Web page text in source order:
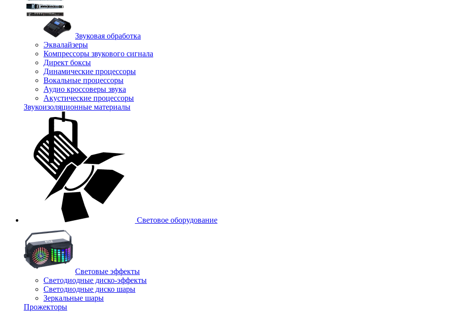
Звуковая обработка
Эквалайзеры
Компрессоры звукового сигнала
Директ боксы
Динамические процессоры
Вокальные процессоры
Аудио кроссоверы звука
Акустические процессоры
Звукоизоляционные материалы
Световое оборудование
Световые эффекты
Светодиодные диско-эффекты
Светодиодные диско шары
Зеркальные шары
Прожекторы